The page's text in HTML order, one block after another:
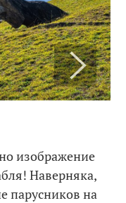
изображение
Наверняка,
парусников на